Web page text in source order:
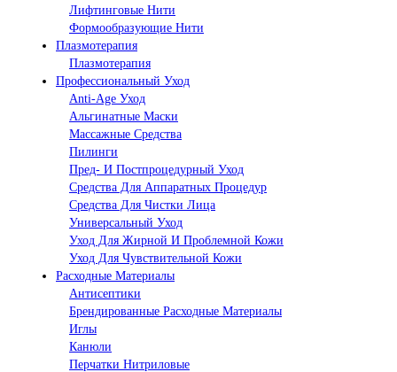
Лифтинговые Нити
Формообразующие Нити
Плазмотерапия
Плазмотерапия
Профессиональный Уход
Anti-Age Уход
Альгинатные Маски
Массажные Средства
Пилинги
Пред- И Постпроцедурный Уход
Средства Для Аппаратных Процедур
Средства Для Чистки Лица
Универсальный Уход
Уход Для Жирной И Проблемной Кожи
Уход Для Чувствительной Кожи
Расходные Материалы
Антисептики
Брендированные Расходные Материалы
Иглы
Канюли
Перчатки Нитриловые